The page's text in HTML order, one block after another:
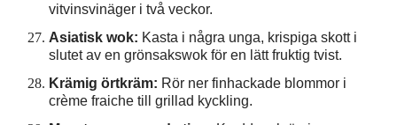
vitvinsvinäger i två veckor.
Asiatisk wok: Kasta i några unga, krispiga skott i
slutet av en grönsakswok för en lätt fruktig tvist.
Krämig örtkräm: Rör ner finhackade blommor i
crème fraiche till grillad kyckling.